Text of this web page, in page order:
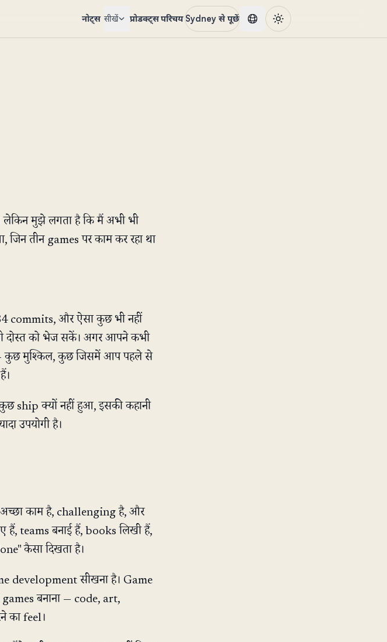
नोट्स सीखें प्रोडक्ट्सपरिचय Sydney से पूछें
लेकिन मुझे लगता है कि मैं अभी भी
जिन तीन games पर काम कर रहा था
commits, और ऐसा कुछ भी नहीं
को भेज सकें। अगर आपने कभी
कुछ मुश्किल, कुछ जिसमें आप पहले से
ship क्यों नहीं हुआ, इसकी कहानी
उपयोगी है।
काम है, challenging है, और
teams बनाई हैं, books लिखी हैं,
कैसा दिखता है।
development सीखना है। Game
बनाना — code, art,
का feel।